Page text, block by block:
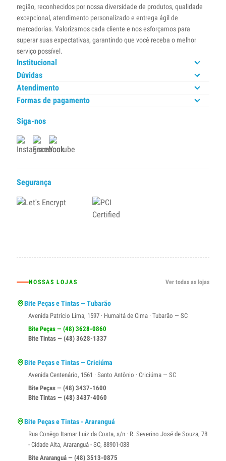
região, reconhecidos por nossa diversidade de produtos, qualidade
excepcional, atendimento personalizado e entrega ágil de
mercadorias. Valorizamos cada cliente e nos esforçamos para
superar suas expectativas, garantindo que você receba o melhor
serviço possível.
Institucional
Dúvidas
Atendimento
Formas de pagamento
Siga-nos
Segurança
NOSSAS LOJAS Ver todas as lojas
Bite Peças e Tintas — Tubarão
Avenida Patrício Lima, 1597 · Humaitá de Cima · Tubarão — SC
Bite Peças — (48) 3628-0860
Bite Tintas — (48) 3628-1337
Bite Peças e Tintas — Criciúma
Avenida Centenário, 1561 · Santo Antônio · Criciúma — SC
Bite Peças — (48) 3437-1600
Bite Tintas — (48) 3437-4060
Bite Peças e Tintas - Araranguá
Rua Conêgo Itamar Luiz da Costa, s/n · R. Severino José de Souza, 78
- Cidade Alta, Araranguá - SC, 88901-088
Bite Araranguá — (48) 3513-0875